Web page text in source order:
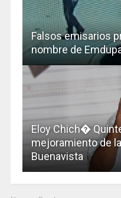
Falsos emisarios
nombre de
Eloy Chich�
mejoramiento de
Buenavista